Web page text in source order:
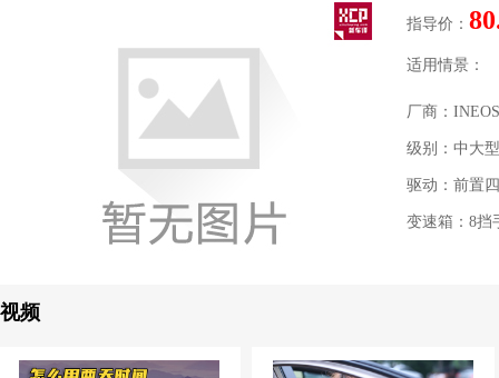
指导价：
适用情景：
厂商：INEOS
级别：中大
驱动：前置
变速箱：8挡
视频